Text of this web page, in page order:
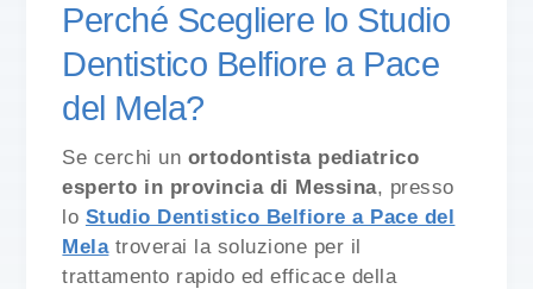
Perché Scegliere lo Studio
Dentistico Belfiore a Pace
del Mela?
Se cerchi un ortodontista pediatrico
esperto in provincia di Messina, presso
lo Studio Dentistico Belfiore a Pace del
Mela troverai la soluzione per il
trattamento rapido ed efficace della